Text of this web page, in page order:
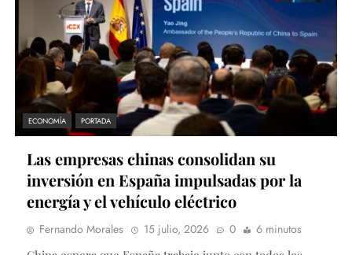
ECONOMÍA PORTADA
Las empresas chinas consolidan su
inversión en España impulsadas por la
energía y el vehículo eléctrico
Fernando Morales 15 julio, 2026 0
6 minutos